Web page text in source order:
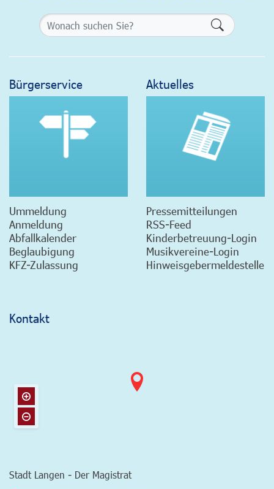
Bürgerservice
Ummeldung
Anmeldung
Abfallkalender
Beglaubigung
KFZ-Zulassung
Aktuelles
Pressemitteilungen
RSS-Feed
Kinderbetreuung-Login
Musikvereine-Login
Hinweisgebermeldestelle
Kontakt
Stadt Langen - Der Magistrat